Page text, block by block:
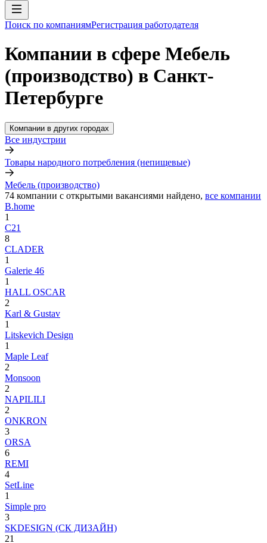
Поиск по компаниямРегистрация работодателя
Компании в сфере Мебель
(производство) в Санкт-
Петербурге
Компании в других городах
Все индустрии
Товары народного потребления (непищевые)
Мебель (производство)
74 компании с открытыми вакансиями найдено, все компании
B.home
1
C21
8
CLADER
1
Galerie 46
1
HALL OSCAR
2
Karl & Gustav
1
Litskevich Design
1
Maple Leaf
2
Monsoon
2
NAPILILI
2
ONKRON
3
ORSA
6
REMI
4
SetLine
1
Simple pro
3
SKDESIGN (СК ДИЗАЙН)
21